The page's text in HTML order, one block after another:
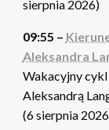
sierpnia 2026)
09:55 –
Aleksandra
Wakacyjny
Aleksandrą
(6 sierpnia